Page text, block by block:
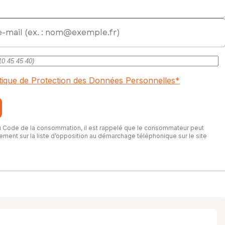
de Protection des Données Personnelles*
Code de la consommation, il est rappelé que le consommateur peut
sur la liste d’opposition au démarchage téléphonique sur le site